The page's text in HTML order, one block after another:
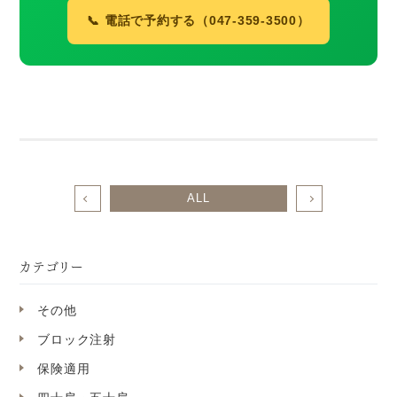
カテゴリー
その他
ブロック注射
保険適用
📞 電話で予約する（047-359-3500）
ALL